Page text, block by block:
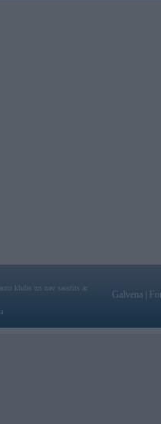
klubs un nav saistīts ar
Galvena